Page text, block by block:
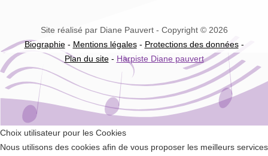
Site réalisé par Diane Pauvert - Copyright © 2026
Biographie- Mentions légales- Protections des données-
Plan du site- Harpiste Diane pauvert
Choix utilisateur pour les Cookies
Nous utilisons des cookies afin de vous proposer les meilleurs services